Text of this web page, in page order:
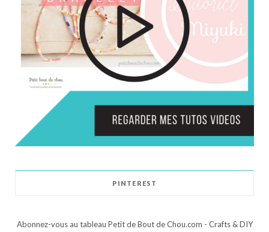
PINTEREST
Abonnez-vous au tableau Petit de Bout de Chou.com - Crafts & DIY